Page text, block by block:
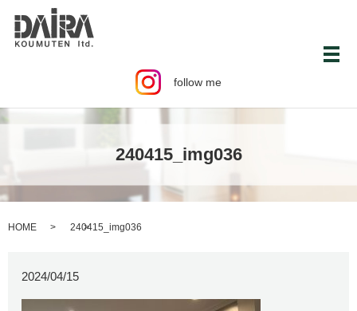
follow me
メ
240415_img036
HOME 240415_img036
2024/04/15